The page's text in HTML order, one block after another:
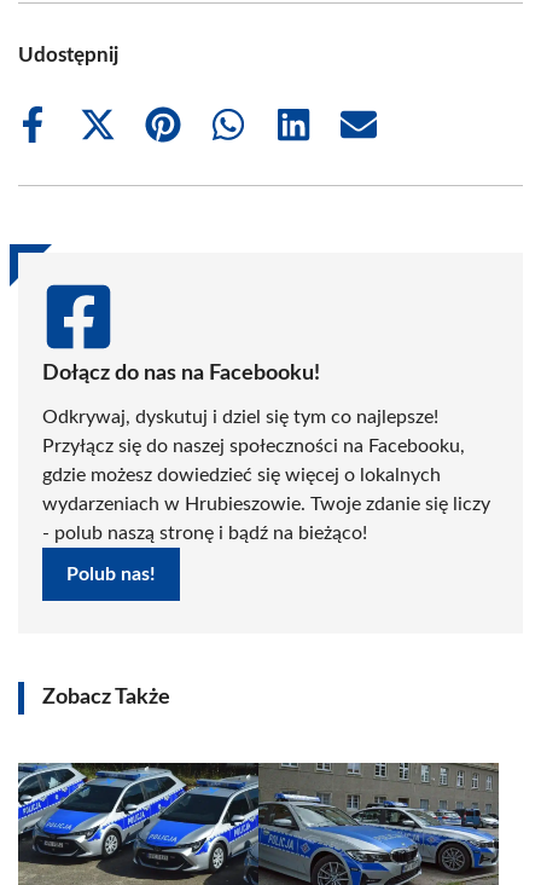
Udostępnij
Share
Share
(Twitter)
Share
Share
Share
Share
Dołącz do nas na Facebooku!
Odkrywaj, dyskutuj i dziel się tym co najlepsze!
Przyłącz się do naszej społeczności na Facebooku,
gdzie możesz dowiedzieć się więcej o lokalnych
wydarzeniach w Hrubieszowie. Twoje zdanie się liczy
- polub naszą stronę i bądź na bieżąco!
Polub nas!
Zobacz Także